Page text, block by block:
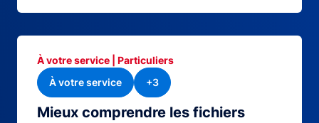
Mieux comprendre les fichiers
À votre service | Particuliers
À votre service
+3